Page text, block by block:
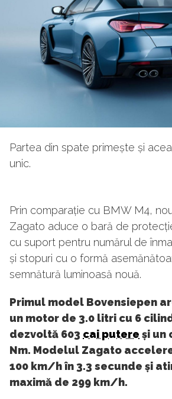
Partea din spate primește și
unic.
Prin comparație cu BMW M4,
Zagato aduce o bară de
cu suport pentru numărul de
și stopuri cu o formă
semnătură luminoasă nouă.
Primul model Bovensiepen
un motor de 3.0 litri cu 6
dezvoltă 603 cai putere și un
Nm. Modelul Zagato
100 km/h în 3.3 secunde și
maximă de 299 km/h.